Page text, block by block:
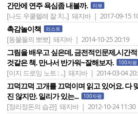
간만에 연주 욕심좀 내볼까. 리뷰
[나도 우쿨렐레 잘 치..] 돼지바 | 2017-09-15
촉감놀이책 리스트
[동물들의 뽀뽀] 돼지바 | 2014-10-25 20:19
그림을 배우고 싶은데, 금전적인문제,시간
것같은 책. 만나서 반가워~잘해보자.
100자평
[이지 드로잉 노트 : ..] 돼지바 | 2014-03-04
끄덕끄덕 고개를 끄덕이며 읽고 있어요. 다
진 않지만. 일리가 있는...
100자평
[정리정돈의 습관] 돼지바 | 2012-10-24 11:30